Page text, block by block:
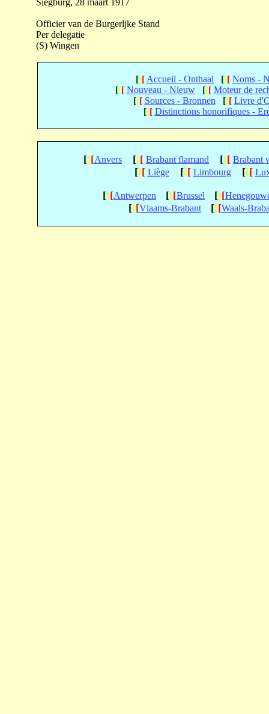
Siegburg, 28 maart 1917
Officier van de Burgerljke Stand
Per delegatie
(S) Wingen
[[[ Accueil - Onthaal [[[ Noms -
[[[ Nouveau - Nieuw [[[ Moteur de
[[[ Sources - Bronnen [[[ Livre
[[[ Distinctions honorifiques -
[[[Anvers [[[ Brabant flamand [[[ Brabant
[[[ Liège [[[ Limbourg [[[
[[[Antwerpen [[[Brussel [[[
[[[Vlaams-Brabant [[[Waals-